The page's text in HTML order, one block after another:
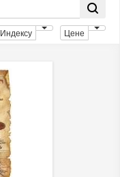
Индексу Цене